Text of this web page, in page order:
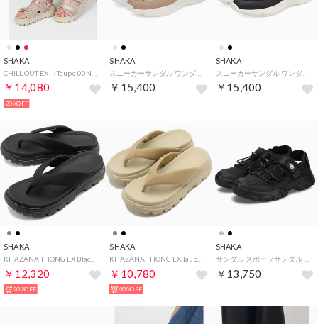
SHAKA
￥14,080
20%OFF
SHAKA
￥15,400
SHAKA
スニーカーサンダル ワンダーアラウンド SXL レディース WANDER AROUND SXL ブラック ベージュ 黒 SK-305
￥15,400
SHAKA
KHAZANA THONG EX Black [SK-302V2] （Black）
￥12,320
20%OFF
SHAKA
KHAZANA THONG EX Taupe [SK-302V2] （Taupe）
￥10,780
30%OFF
SHAKA
サンダル スポーツサンダル スニーカーサンダル テーブルマウンテンAT レディース 軽量 TABLE MOUNTAIN AT SK-240V2
￥13,750